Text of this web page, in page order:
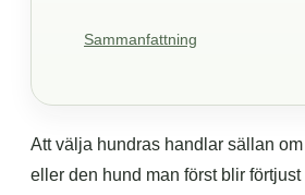
Sammanfattning
Att välja hundras handlar sällan
eller den hund man först blir